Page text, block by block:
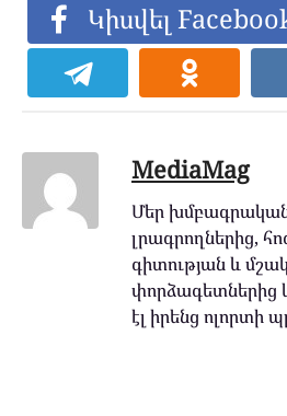
Կիսվել
MediaMag
Մեր
լրագրողներից,
գիտության և
փորձագետներից
էլ իրենց ոլորտի